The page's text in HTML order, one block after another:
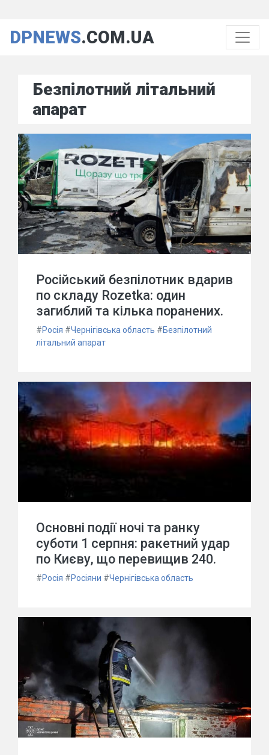
DPNEWS.COM.UA
Безпілотний літальний
апарат
Російський безпілотник вдарив
по складу Rozetka: один
загиблий та кілька поранених.
#Росія #Чернігівська область #Безпілотний
літальний апарат
Основні події ночі та ранку
суботи 1 серпня: ракетний удар
по Києву, що перевищив 240.
#Росія #Росіяни #Чернігівська область